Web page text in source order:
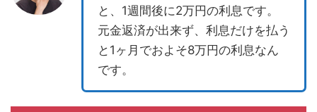
と、1週間後に2万円の利息です。
元金返済が出来ず、利息だけを払う
と1ヶ月でおよそ8万円の利息なん
です。